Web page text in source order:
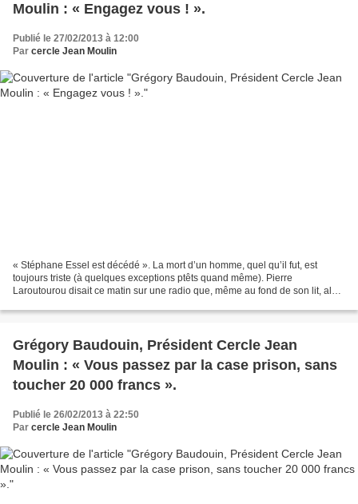
Moulin : « Engagez vous ! ».
Publié le 27/02/2013 à 12:00
Par cercle Jean Moulin
« Stéphane Essel est décédé ». La mort d’un homme, quel qu’il fut, est
toujours triste (à quelques exceptions ptêts quand même). Pierre
Laroutourou disait ce matin sur une radio que, même au fond de son lit, alors
Grégory Baudouin, Président Cercle Jean
Moulin : « Vous passez par la case prison, sans
toucher 20 000 francs ».
Publié le 26/02/2013 à 22:50
Par cercle Jean Moulin